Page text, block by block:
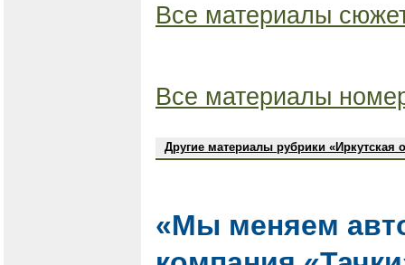
Все материалы
Все материалы
Другие материалы рубрики «Иркутская
«Мы меняем